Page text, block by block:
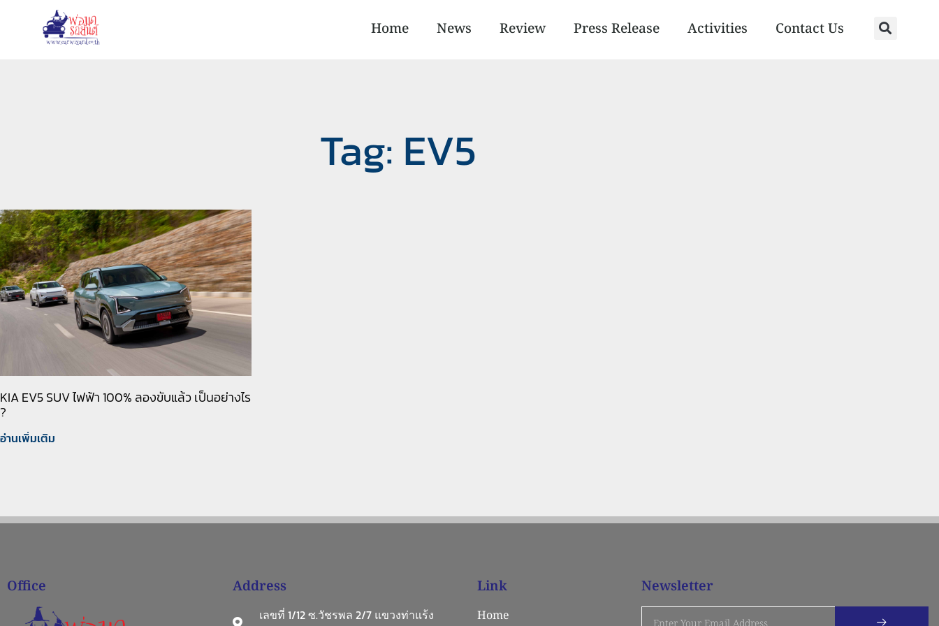
Home News Review Press Release Activities Contact Us
Tag: EV5
KIA EV5 SUV ไฟฟ้า 100% ลองขับแล้ว เป็นอย่างไร
?
อ่านเพิ่มเติม
Office Address
เลขที่ 1/12 ซ.วัชรพล 2/7 แขวงท่าแร้ง
Link
Home
Newsletter